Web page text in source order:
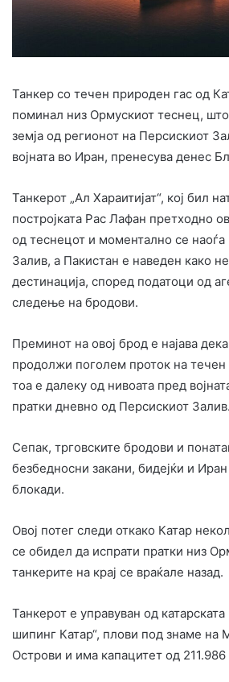
Танкер со течен природен гас од
поминал низ Ормускиот теснец,
земја од регионот на Персискиот
војната во Иран, пренесува денес
Танкерот „Ал Хараитијат“, кој бил
постројката Рас Лафан претходно
од теснецот и моментално се
Залив, а Пакистан е наведен како
дестинација, според податоци од
следење на бродови.
Преминот на овој брод е најава
продолжи поголем проток на течен
тоа е далеку од нивоата пред
пратки дневно од Персискиот Залив.
Сепак, трговските бродови и
безбедносни закани, бидејќи и
блокади.
Овој потег следи откако Катар
се обидел да испрати пратки низ
танкерите на крај се враќале назад.
Танкерот е управуван од
шипинг Катар“, плови под знаме на
Острови и има капацитет од